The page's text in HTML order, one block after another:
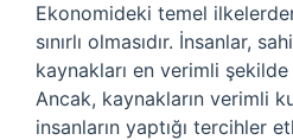
Ekonomideki temel
sınırlı olmasıdır. İnsanlar,
kaynakları en verimli
Ancak, kaynakların verimli
insanların yaptığı tercihler